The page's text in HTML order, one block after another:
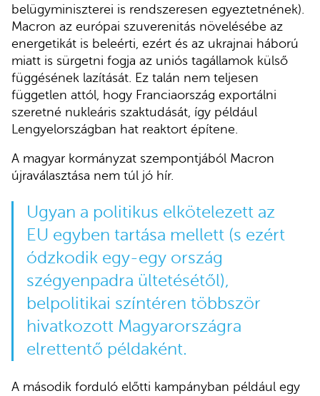
belügyminiszterei is rendszeresen egyeztetnének).
Macron az európai szuverenitás növelésébe az
energetikát is beleérti, ezért és az ukrajnai háború
miatt is sürgetni fogja az uniós tagállamok külső
függésének lazítását. Ez talán nem teljesen
független attól, hogy Franciaország exportálni
szeretné nukleáris szaktudását, így például
Lengyelországban hat reaktort építene.
A magyar kormányzat szempontjából Macron
újraválasztása nem túl jó hír.
Ugyan a politikus elkötelezett az
EU egyben tartása mellett (s ezért
ódzkodik egy-egy ország
szégyenpadra ültetésétől),
belpolitikai színtéren többször
hivatkozott Magyarországra
elrettentő példaként.
A második forduló előtti kampányban például egy